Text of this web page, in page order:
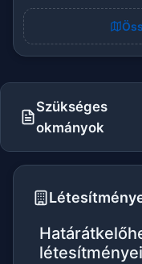
Szükséges
okmányok